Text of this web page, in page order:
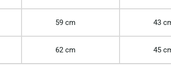
59 cm 43
62 cm 45